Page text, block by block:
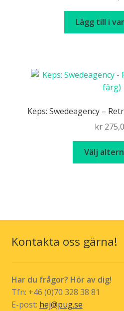
Lägg till i
Keps: Swedeagency –
kr
Välj
Kontakta oss gärna!
Har du frågor? Hör av dig!
Tfn: +46 (0)70 328 38 81
E-post: hej@pug.se